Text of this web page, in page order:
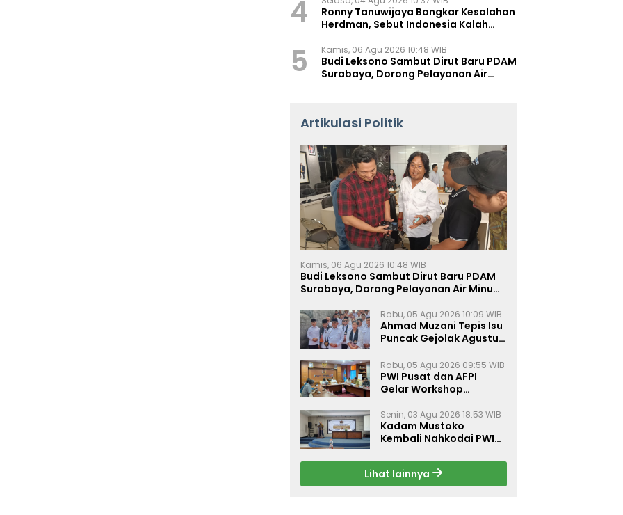
4
Ronny Tanuwijaya Bongkar Kesalahan
Herdman, Sebut Indonesia Kalah
5 Kamis, 06 Agu 2026 10:48 WIB
Budi Leksono Sambut Dirut Baru PDAM
Surabaya, Dorong Pelayanan Air
Artikulasi Politik
Kamis, 06 Agu 2026 10:48 WIB
Budi Leksono Sambut Dirut Baru PDAM
Surabaya, Dorong Pelayanan Air Minum
Rabu, 05 Agu 2026 10:09 WIB
Ahmad Muzani Tepis Isu
Puncak Gejolak Agustus
Perkuat Persatuan
Rabu, 05 Agu 2026 09:55 WIB
PWI Pusat dan AFPI
Gelar Workshop
Inklusi Keuangan, dan
Perlindungan Publik
Senin, 03 Agu 2026 18:53 WIB
Kadam Mustoko
Kembali Nahkodai PWI
Harap Sinergi Antar
Daerah Kian Kuat
Lihat lainnya